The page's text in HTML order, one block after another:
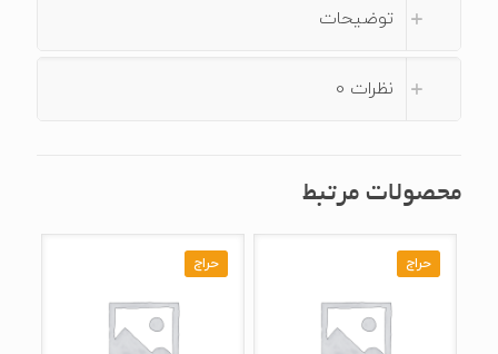
توضیحات
نظرات 0
محصولات مرتبط
حراج حراج